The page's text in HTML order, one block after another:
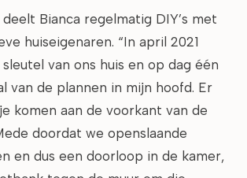
Bianca regelmatig DIY’s met
huiseigenaren. “In april 2021
van ons huis en op dag één
van de plannen in mijn hoofd. Er
komen aan de voorkant van de
doordat we openslaande
en dus een doorloop in de kamer,